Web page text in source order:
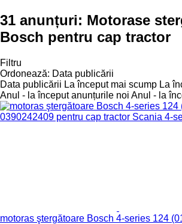
31 anunțuri: Motorase
Bosch pentru cap tractor
Filtru
Ordonează: Data publicării
Data publicării La început mai scump La
Anul - la început anunțurile noi Anul - la
motoras ştergătoare Bosch 4-series 124